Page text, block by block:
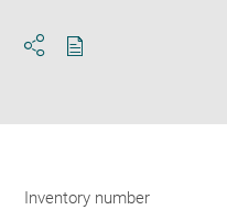
Inventory number